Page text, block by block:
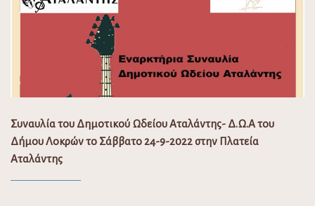
Συναυλία του Δημοτικού Ωδείου Αταλάντης- Δ.Ω.Α του
Δήμου Λοκρών το Σάββατο 24-9-2022 στην Πλατεία
Αταλάντης